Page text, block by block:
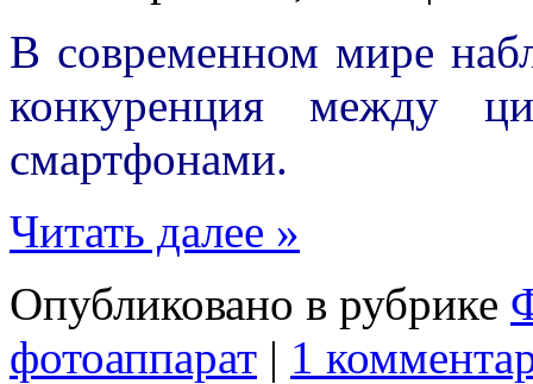
В современном мире
конкуренция между
смартфонами.
Читать далее »
Опубликовано в рубрике
фотоаппарат | 1